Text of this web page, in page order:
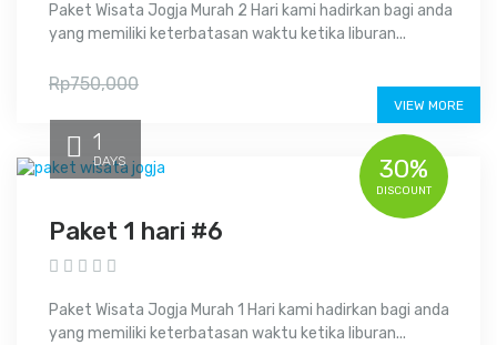
Paket Wisata Jogja Murah 2 Hari kami hadirkan bagi anda
yang memiliki keterbatasan waktu ketika liburan...
Rp750,000
VIEW MORE
1
DAYS
Paket 1 hari #6
Paket Wisata Jogja Murah 1 Hari kami hadirkan bagi anda
yang memiliki keterbatasan waktu ketika liburan...
30%
DISCOUNT